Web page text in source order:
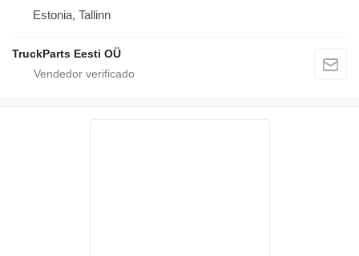
Estonia, Tallinn
TruckParts Eesti OÜ